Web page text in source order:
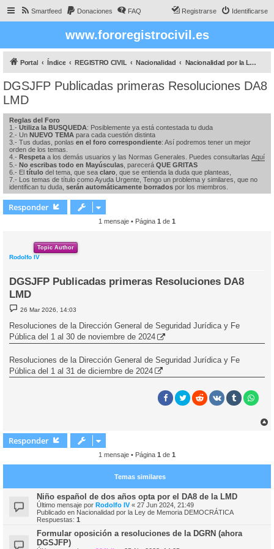
Smartfeed Donaciones FAQ Identificarse
Registrarse
www.fororegistrocivil.es
Portal Índice REGISTRO CIVIL Nacionalidad Nacionalidad por la Ley de Memoria DEMOCRÁTICA
DGSJFP Publicadas primeras Resoluciones DA8
LMD
Reglas del Foro
1.- Utiliza la BUSQUEDA: Posiblemente ya está contestada tu duda
2.- Un NUEVO TEMA para cada cuestión distinta
3.- Tus dudas, ponlas en el foro correspondiente: Así podremos tener un mejor
orden de los temas.
4.- Respeta a los demás usuarios y las Normas Generales. Puedes consultarlas Aquí
5.- No escribas todo en Mayúsculas , parecerá QUE GRITAS
6.- El título del tema, que sea claro , que se entienda la duda que planteas,
7.- Los temas de título como Ayuda Urgente, Tengo un problema y similares, que no
identifican tu duda, serán automáticamente borrados por los miembros.
Responder
1 mensaje • Página 1 de 1
Topic Author
Rodolfo IV
DGSJFP Publicadas primeras Resoluciones DA8
LMD
M
e
s
a
j
26 Mar 2026, 14:03
Resoluciones de la Dirección General de Seguridad Jurídica y Fe
Pública del 1 al 30 de noviembre de 2024
Resoluciones de la Dirección General de Seguridad Jurídica y Fe
Pública del 1 al 31 de diciembre de 2024
a
Responder
1 mensaje • Página 1 de 1
Temas similares
Niño español de dos años opta por el DA8 de la LMD
Último mensaje por Rodolfo IV« 27 Jun 2024, 21:49
Publicado en Nacionalidad por la Ley de Memoria DEMOCRÁTICA
Respuestas: 1
Formular oposición a resoluciones de la DGRN (ahora
DGSJFP)